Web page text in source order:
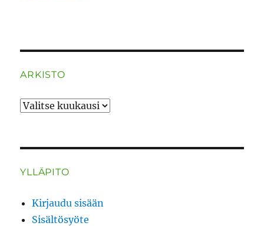
ARKISTO
ARKISTO
YLLÄPITO
Kirjaudu sisään
Sisältösyöte